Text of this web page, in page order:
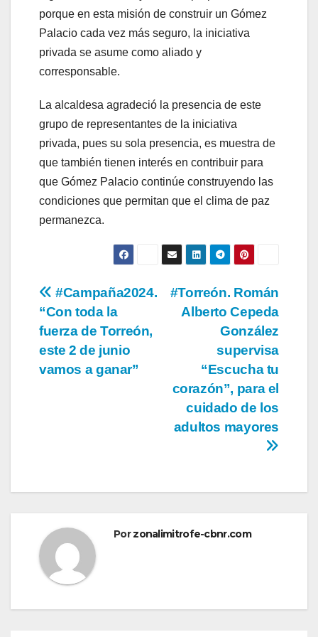
porque en esta misión de construir un Gómez
Palacio cada vez más seguro, la iniciativa
privada se asume como aliado y
corresponsable.
La alcaldesa agradeció la presencia de este
grupo de representantes de la iniciativa
privada, pues su sola presencia, es muestra de
que también tienen interés en contribuir para
que Gómez Palacio continúe construyendo las
condiciones que permitan que el clima de paz
permanezca.
Navegación
de
entradas
#Torreón. Román
Alberto Cepeda
González
supervisa
“Escucha tu
corazón”, para el
cuidado de los
adultos mayores
#Campaña2024.
“Con toda la
fuerza de Torreón,
este 2 de junio
vamos a ganar”
Porzonalimitrofe-cbnr.com